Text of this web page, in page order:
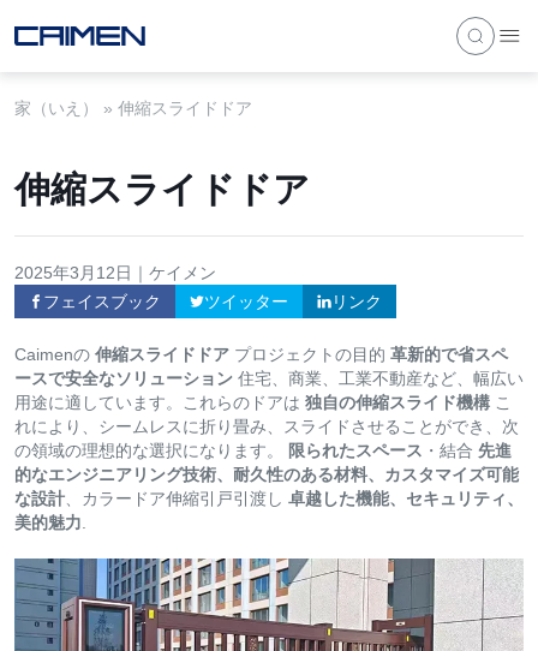
家（いえ） » 伸縮スライドドア
伸縮スライドドア
2025年3月12日｜ケイメン
フェイスブック
ツイッター リンク
Caimenの 伸縮スライドドア プロジェクトの目的 革新的で省スペ
ースで安全なソリューション 住宅、商業、工業不動産など、幅広い
用途に適しています。これらのドアは 独自の伸縮スライド機構 こ
れにより、シームレスに折り畳み、スライドさせることができ、次
の領域の理想的な選択になります。
限られたスペース ・結合 先進
的なエンジニアリング技術、耐久性のある材料、カスタマイズ可能
な設計 、カラードア伸縮引戸引渡し 卓越した機能、セキュリティ、
美的魅力